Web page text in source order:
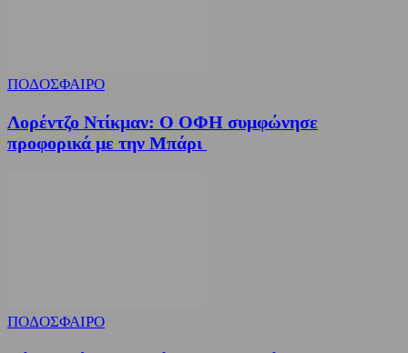
ΠΟΔΟΣΦΑΙΡΟ
Λορέντζο Ντίκμαν: Ο ΟΦΗ συμφώνησε
προφορικά με την Μπάρι
ΠΟΔΟΣΦΑΙΡΟ